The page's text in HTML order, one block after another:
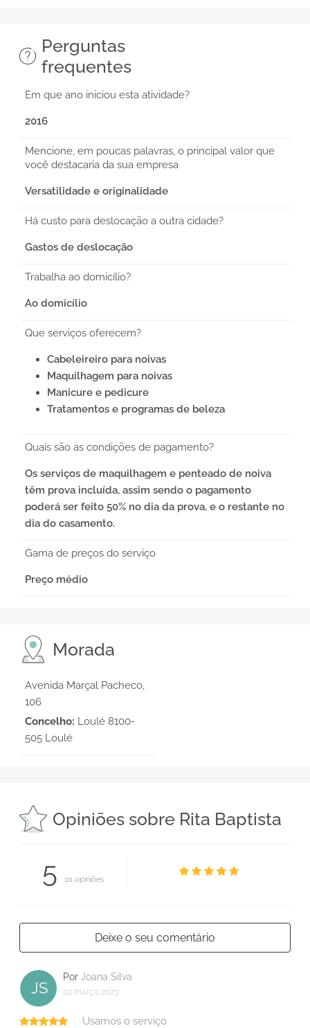
Perguntas
frequentes
Em que ano iniciou esta atividade?
2016
Mencione, em poucas palavras, o principal valor que
você destacaria da sua empresa
Versatilidade e originalidade
Há custo para deslocação a outra cidade?
Gastos de deslocação
Trabalha ao domicílio?
Ao domicílio
Que serviços oferecem?
Cabeleireiro para noivas
Maquilhagem para noivas
Manicure e pedicure
Tratamentos e programas de beleza
Quais são as condições de pagamento?
Os serviços de maquilhagem e penteado de noiva
têm prova incluída, assim sendo o pagamento
poderá ser feito 50% no dia da prova, e o restante no
dia do casamento.
Gama de preços do serviço
Preço médio
Morada
Avenida Marçal Pacheco,
106
Concelho: Loulé 8100-
505 Loulé
Opiniões sobre Rita Baptista
510 opiniões
Deixe o seu comentário
JS
Por Joana Silva
02 março 2023
Usamos o serviço